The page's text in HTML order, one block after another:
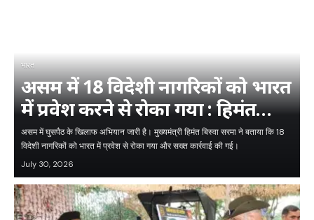
भारत
असम में 18 विदेशी नागरिकों को भारत
में प्रवेश करने से रोका गया : हिमंत
विश्व शर्मा
असम में घुसपैठ के खिलाफ अभियान जारी है। मुख्यमंत्री हिमंत बिस्वा सरमा ने बताया कि 18
विदेशी नागरिकों को भारत में प्रवेश से रोका गया और सख्त कार्रवाई की गई।
July 30, 2026